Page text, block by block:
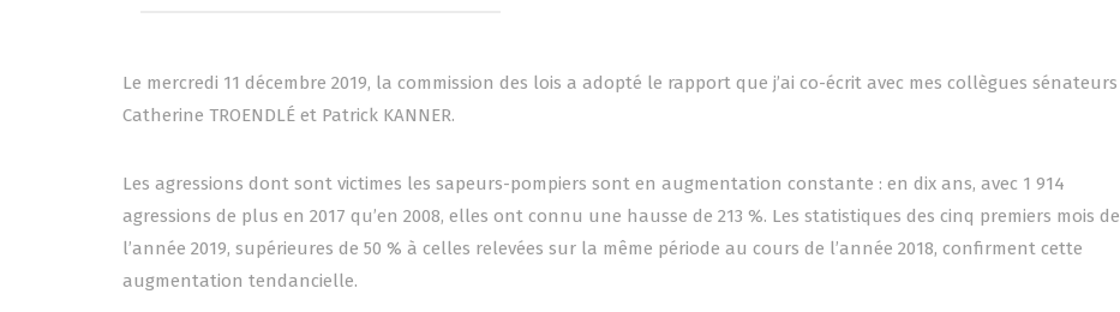
Le mercredi 11 décembre 2019, la commission des lois a adopté le rapport que j’ai co-écrit avec mes collègues sénateurs
Catherine TROENDLÉ et Patrick KANNER.
Les agressions dont sont victimes les sapeurs-pompiers sont en augmentation constante : en dix ans, avec 1 914
agressions de plus en 2017 qu’en 2008, elles ont connu une hausse de 213 %. Les statistiques des cinq premiers mois de
l’année 2019, supérieures de 50 % à celles relevées sur la même période au cours de l’année 2018, confirment cette
augmentation tendancielle.